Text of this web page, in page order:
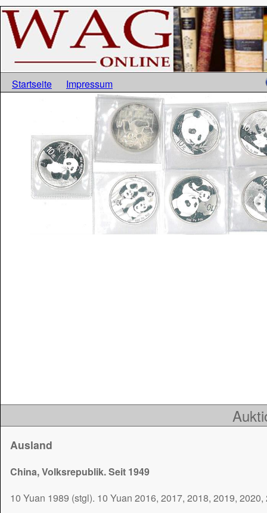
Startseite Impressum
Ausland
China, Volksrepublik. Seit 1949
10 Yuan 1989 (stgl). 10 Yuan 2016, 2017, 2018, 2019,